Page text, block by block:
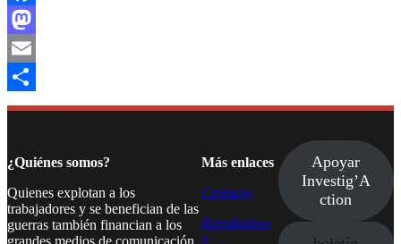
Facebook
Mastodon
Email
Compartir
¿Quiénes somos?
Quienes explotan a los
trabajadores y se benefician de las
guerras también financian a los
grandes medios de comunicación.
Más enlaces
Contacto
Reembolsos
y
Apoyar
Investig’A
ction